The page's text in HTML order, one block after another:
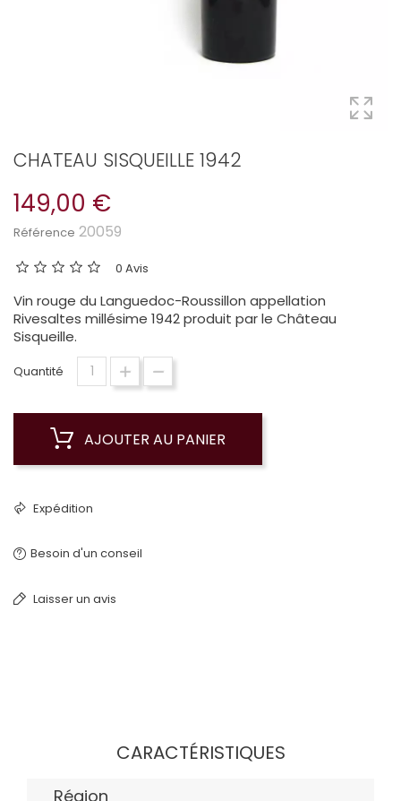
CHATEAU SISQUEILLE 1942
149,00 €
Référence 20059
0 Avis
Vin rouge du Languedoc-Roussillon appellation
Rivesaltes millésime 1942 produit par le Château
Sisqueille.
Quantité
AJOUTER AU PANIER
Expédition
Besoin d'un conseil
Laisser un avis
CARACTÉRISTIQUES
Région